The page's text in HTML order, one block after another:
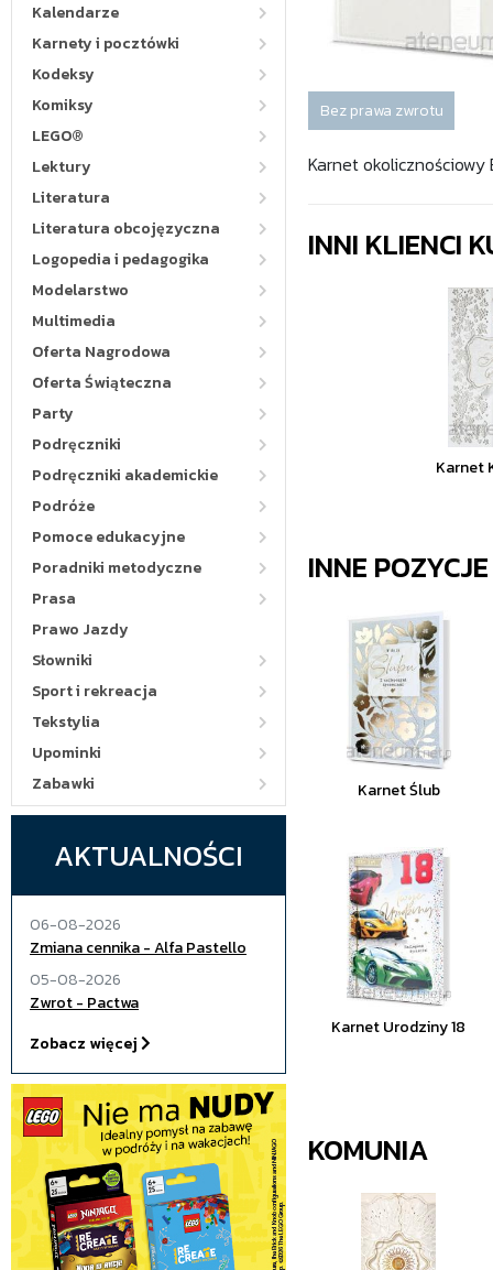
Kalendarze
Karnety i pocztówki
Kodeksy
Komiksy
LEGO®
Lektury
Literatura
Literatura obcojęzyczna
Logopedia i pedagogika
Modelarstwo
Multimedia
Oferta Nagrodowa
Oferta Świąteczna
Party
Podręczniki
Podręczniki akademickie
Podróże
Pomoce edukacyjne
Poradniki metodyczne
Prasa
Prawo Jazdy
Słowniki
Sport i rekreacja
Tekstylia
Upominki
Zabawki
AKTUALNOŚCI
06-08-2026
Zmiana cennika - Alfa Pastello
05-08-2026
Zwrot - Pactwa
Zobacz więcej
Bez prawa zwrotu
Karnet okolicznościowy
INNI KLIENCI
Karnet
INNE
Karnet Ślub
Karnet Urodziny 18
KOMUNIA